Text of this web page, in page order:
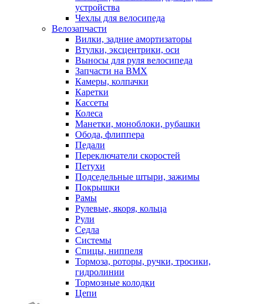
устройства
Чехлы для велосипеда
Велозапчасти
Вилки, задние амортизаторы
Втулки, эксцентрики, оси
Выносы для руля велосипеда
Запчасти на BMX
Камеры, колпачки
Каретки
Кассеты
Колеса
Манетки, моноблоки, рубашки
Обода, флиппера
Педали
Переключатели скоростей
Петухи
Подседельные штыри, зажимы
Покрышки
Рамы
Рулевые, якоря, кольца
Рули
Седла
Системы
Спицы, ниппеля
Тормоза, роторы, ручки, тросики,
гидролинии
Тормозные колодки
Цепи